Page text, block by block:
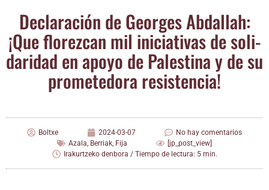
Decla­ra­ción de Geor­ges Abda­llah:
¡Que flo­rez­can mil ini­cia­ti­vas de soli­
da­ri­dad en apo­yo de Pales­ti­na y de su
pro­me­te­do­ra resistencia!
Boltxe 2024-03-07
No hay comentarios
Azala, Berriak, Fija
[jp_post_view]
Irakurtzeko denbora / Tiempo de lectura: 5 min.